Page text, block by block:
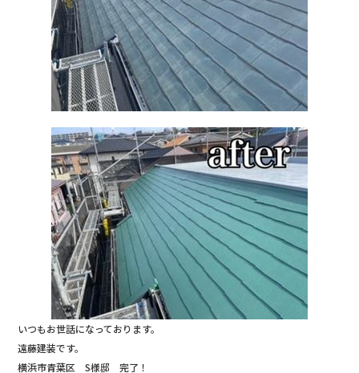
いつもお世話になっております。
遠藤建装です。
横浜市青葉区 S様邸 完了！